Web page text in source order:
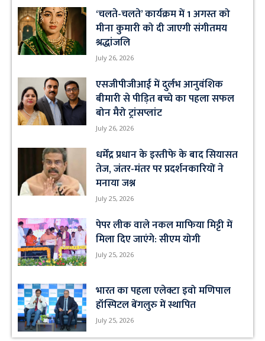
‘चलते-चलते’ कार्यक्रम में 1 अगस्त को
मीना कुमारी को दी जाएगी संगीतमय
श्रद्धांजलि
July 26, 2026
एसजीपीजीआई में दुर्लभ आनुवंशिक
बीमारी से पीड़ित बच्चे का पहला सफल
बोन मैरो ट्रांसप्लांट
July 26, 2026
धर्मेंद्र प्रधान के इस्तीफे के बाद सियासत
तेज, जंतर-मंतर पर प्रदर्शनकारियों ने
मनाया जश्न
July 25, 2026
पेपर लीक वाले नकल माफिया मिट्टी में
मिला दिए जाएंगे: सीएम योगी
July 25, 2026
भारत का पहला एलेक्टा इवो मणिपाल
हॉस्पिटल बेंगलुरु में स्थापित
July 25, 2026